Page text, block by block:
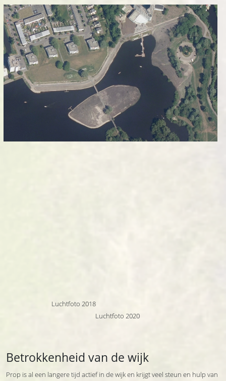
Luchtfoto 2018
Luchtfoto 2020
Betrokkenheid van de wijk
Prop is al een langere tijd actief in de wijk en krijgt veel steun en hulp van